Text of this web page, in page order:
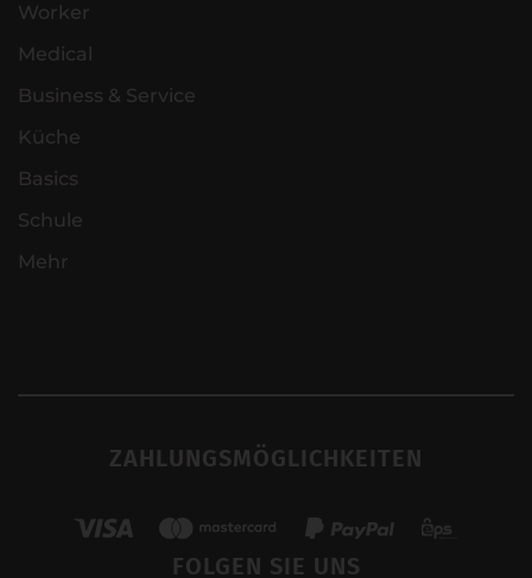
Worker
Medical
Business & Service
Küche
Basics
Schule
Mehr
ZAHLUNGSMÖGLICHKEITEN
FOLGEN SIE UNS